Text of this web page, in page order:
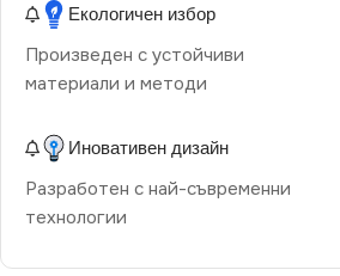
Екологичен избор
Произведен с устойчиви
материали и методи
Иновативен дизайн
Разработен с най-съвременни
технологии